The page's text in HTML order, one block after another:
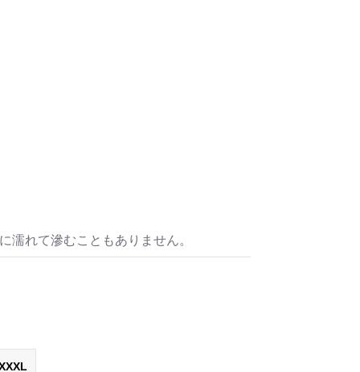
濡れて滲むこともありません。